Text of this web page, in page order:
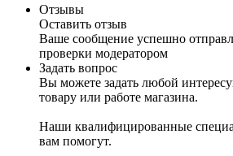
Отзывы
Оставить отзыв
Ваше сообщение успешно
проверки модератором
Задать вопрос
Вы можете задать любой
товару или работе магазина.
Наши квалифицированные
вам помогут.